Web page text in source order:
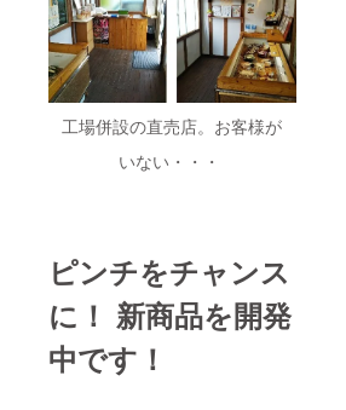
工場併設の直売店。お客様が
いない・・・
ピンチをチャンス
に！ 新商品を開発
中です！